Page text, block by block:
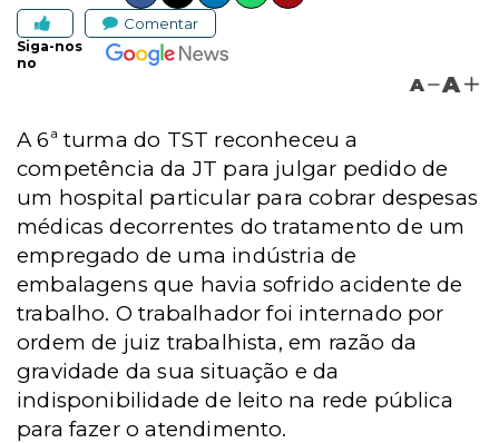
Comentar
Siga-nos
no
A A
A 6ª turma do TST reconheceu a
competência da JT para julgar pedido de
um hospital particular para cobrar despesas
médicas decorrentes do tratamento de um
empregado de uma indústria de
embalagens que havia sofrido acidente de
trabalho. O trabalhador foi internado por
ordem de juiz trabalhista, em razão da
gravidade da sua situação e da
indisponibilidade de leito na rede pública
para fazer o atendimento.